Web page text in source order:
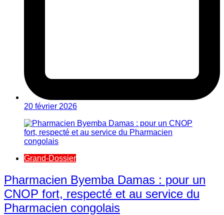
20 février 2026
Grand-Dossier
Pharmacien Byemba Damas : pour un
CNOP fort, respecté et au service du
Pharmacien congolais